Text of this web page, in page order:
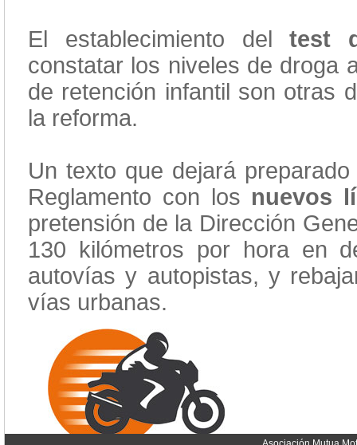
El establecimiento deltest
constatar los niveles de droga
de retención infantil son otras
la reforma.
Un texto que dejará
Reglamento con los nuevos
pretensión de la Dirección
130 kilómetros por hora en
autovías y autopistas, y
vías urbanas.